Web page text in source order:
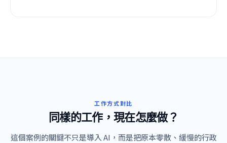
工作方式對比
同樣的工作，現在怎麼做？
這個案例的關鍵不只是導入 AI，而是把原本零散、緩慢的行政